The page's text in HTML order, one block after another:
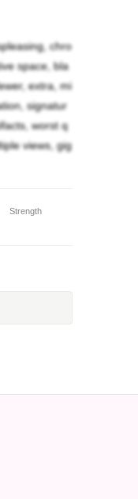
に洞窟に
球に辿り
も恩義を
素直な性
chro
space, bla
extra, mi
signatur
worst q
views, gig
Strength